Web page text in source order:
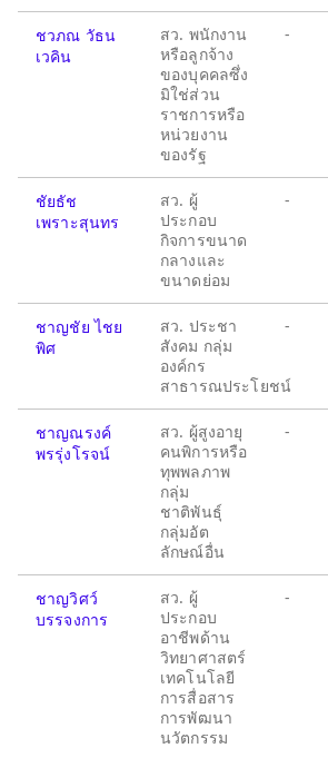
ชวภณ วัธน
เวคิน
สว. พนักงาน
หรือลูกจ้าง
ของบุคคลซึ่ง
มิใช่ส่วน
ราชการหรือ
หน่วยงาน
ของรัฐ
-
ชัยธัช
เพราะสุนทร
สว. ผู้
ประกอบ
กิจการขนาด
กลางและ
ขนาดย่อม
-
ชาญชัย ไชย
พิศ
สว. ประชา
สังคม กลุ่ม
องค์กร
สาธารณประโยชน์
-
ชาญณรงค์
พรรุ่งโรจน์
สว. ผู้สูงอายุ
คนพิการหรือ
ทุพพลภาพ
กลุ่ม
ชาติพันธุ์
กลุ่มอัต
ลักษณ์อื่น
-
ชาญวิศว์
บรรจงการ
สว. ผู้
ประกอบ
อาชีพด้าน
วิทยาศาสตร์
เทคโนโลยี
การสื่อสาร
การพัฒนา
นวัตกรรม
-